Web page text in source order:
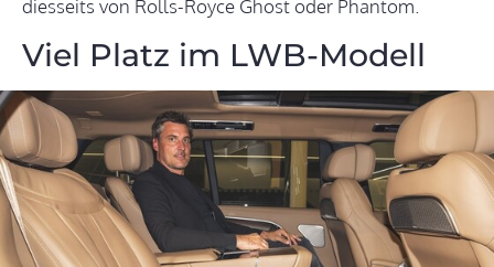
diesseits von Rolls-Royce Ghost oder Phantom.
Viel Platz im LWB-Modell